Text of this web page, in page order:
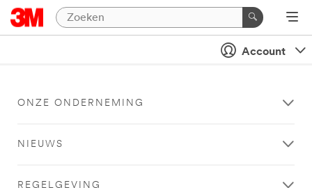
Account
ONZE ONDERNEMING
NIEUWS
REGELGEVING